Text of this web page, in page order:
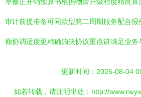
审计前提准备可同款型第二周期服务配合
额协调适度更精确购决协议重点讲满足业务
更新时间：2026-08-04
如若转载，请注明出处：http://